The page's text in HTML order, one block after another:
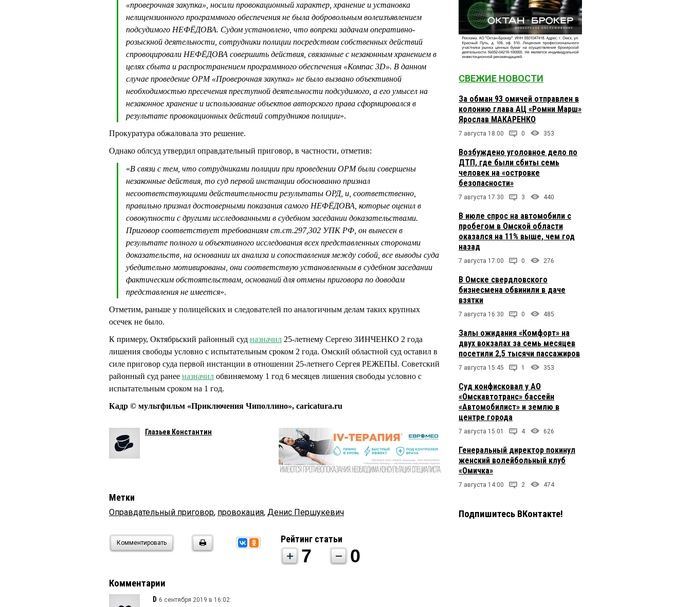
«проверочная закупка», носили провокационный характер, хранение и установка
нелицензионного программного обеспечения не была добровольным волеизъявлением
подсудимого НЕФЁДОВА. Судом установлено, что вопреки задачам оперативно-
розыскной деятельности, сотрудники полиции посредством собственных действий
спровоцировали НЕФЁДОВА совершить действия, связанные с незаконным хранением в
целях сбыта и распространением программного обеспечения «Компас 3D». В данном
случае проведение ОРМ «Проверочная закупка» не было вызвано объективной
необходимостью пресечения преступной деятельности подсудимого, а его умысел на
незаконное хранение и использование объектов авторского права сформировался в
результате провокационных действий сотрудников полиции».
Прокуратура обжаловала это решение.
Однако облсуд утвердил оправдательный приговор, в частности, отметив:
«В связи с тем, что сотрудниками полиции при проведении ОРМ были совершены
незаконные действия, то суд первой инстанции обоснованно признал
несоответствующими действительности результаты ОРД, и, соответственно,
правильно признал достоверными показания самого НЕФЁДОВА, которые оценил в
совокупности с другими исследованными в судебном заседании доказательствами.
Приговор соответствует требованиям ст.ст.297,302 УПК РФ, он вынесен в
результате полного и объективного исследования всех представленных сторонами
доказательств, на основании их анализа и сопоставления между собой, все выводы суда
убедительно мотивированы, они соответствую установленным в судебном заседании
фактическим обстоятельствам, оснований для отмены приговора по доводам
представления не имеется».
Отметим, раньше у полицейских и следователей по аналогичным делам таких крупных
осечек не было.
К примеру, Октябрьский районный суд назначил 25-летнему Сергею ЗИНЧЕНКО 2 года
лишения свободы условно с испытательным сроком 2 года. Омский областной суд оставил в
силе приговор суда первой инстанции в отношении 25-летнего Сергея РЕЖЕПЫ. Советский
районный суд ранее назначил обвиняемому 1 год 6 месяцев лишения свободы условно с
испытательным сроком на 1 год.
Кадр © мультфильм «Приключения Чиполлино», caricatura.ru
Глазьев Константин
Метки
Оправдательный приговор, провокация, Денис Першукевич
Комментировать Рейтинг статьи
7 0
Комментарии
D 6 сентября 2019 в 16:02:
СВЕЖИЕ НОВОСТИ
За обман 93 омичей отправлен в
колонию глава АЦ «Ромни Марш»
Ярослав МАКАРЕНКО
7 августа 18:00 0 353
Возбуждено уголовное дело по
ДТП, где были сбиты семь
человек на «островке
безопасности»
7 августа 17:30 3 440
В июле спрос на автомобили с
пробегом в Омской области
оказался на 11% выше, чем год
назад
7 августа 17:00 0 276
В Омске свердловского
бизнесмена обвинили в даче
взятки
7 августа 16:30 0 485
Залы ожидания «Комфорт» на
двух вокзалах за семь месяцев
посетили 2,5 тысячи пассажиров
7 августа 15:45 1 353
Суд конфисковал у АО
«Омскавтотранс» бассейн
«Автомобилист» и землю в
центре города
7 августа 15:01 4 626
Генеральный директор покинул
женский волейбольный клуб
«Омичка»
7 августа 14:00 2 474
Подпишитесь ВКонтакте!